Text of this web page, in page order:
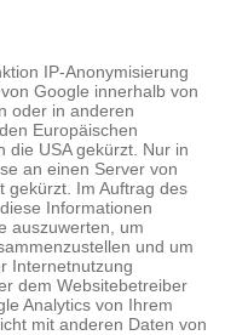
IP-Anonymisierung
Google innerhalb von
oder in anderen
Europäischen
die USA gekürzt. Nur in
an einen Server von
gekürzt. Im Auftrag des
Informationen
auszuwerten, um
und um
Internetnutzung
dem Websitebetreiber
Analytics von Ihrem
mit anderen Daten von